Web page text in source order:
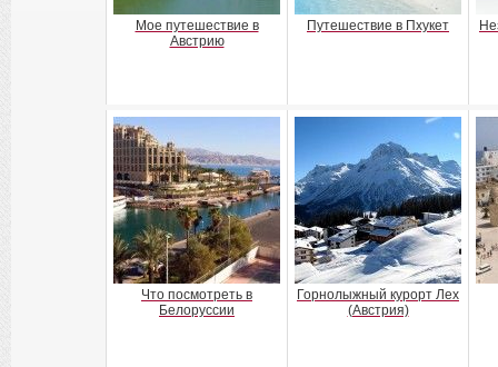
Мое путешествие в
Австрию
Путешествие в Пхукет
Что посмотреть в
Белоруссии
Горнолыжный курорт Лех
(Австрия)